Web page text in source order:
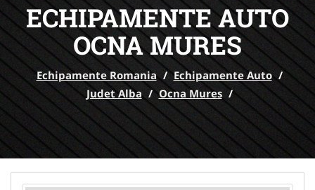
ECHIPAMENTE AUTO
OCNA MURES
Echipamente Romania / Echipamente Auto /
Judet Alba / Ocna Mures /